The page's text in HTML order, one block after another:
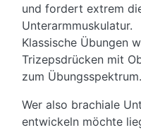
und fordert extrem
Unterarmmuskulatur.
Klassische Übungen
Trizepsdrücken mit
zum Übungsspektrum.
Wer also brachiale
entwickeln möchte